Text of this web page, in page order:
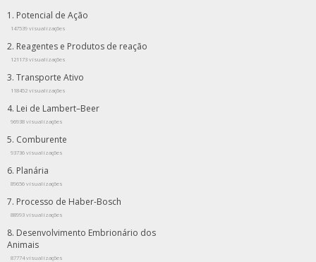
Potencial de Ação
147539 visualizações
Reagentes e Produtos de reação
121173 visualizações
Transporte Ativo
118452 visualizações
Lei de Lambert–Beer
96938 visualizações
Comburente
93736 visualizações
Planária
89656 visualizações
Processo de Haber-Bosch
88993 visualizações
Desenvolvimento Embrionário dos
Animais
87774 visualizações